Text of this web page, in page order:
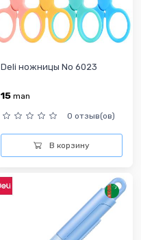
Deli ножницы No 6023
15 man
0 отзыв(ов)
В корзину